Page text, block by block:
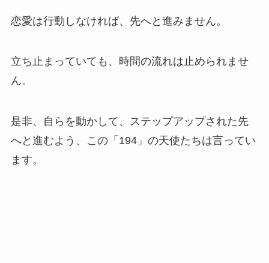
恋愛は行動しなければ、先へと進みません。
立ち止まっていても、時間の流れは止められませ
ん。
是非、自らを動かして、ステップアップされた先
へと進むよう、この「194」の天使たちは言ってい
ます。